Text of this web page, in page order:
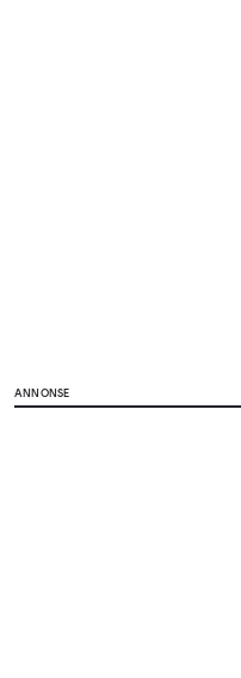
ANNONSE